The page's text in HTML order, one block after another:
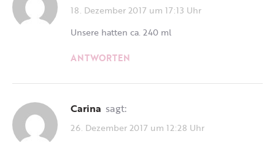
18. Dezember 2017 um 17:13 Uhr
Unsere hatten ca. 240 ml
ANTWORTEN
Carina sagt:
26. Dezember 2017 um 12:28 Uhr